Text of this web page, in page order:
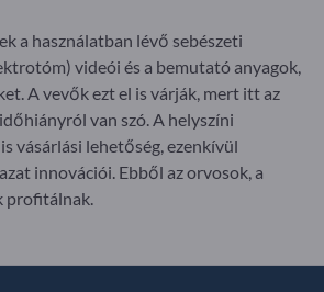
a használatban lévő sebészeti
videói és a bemutató anyagok,
A vevők ezt el is várják, mert itt az
van szó. A helyszíni
vásárlási lehetőség, ezenkívül
innovációi. Ebből az orvosok, a
profitálnak.